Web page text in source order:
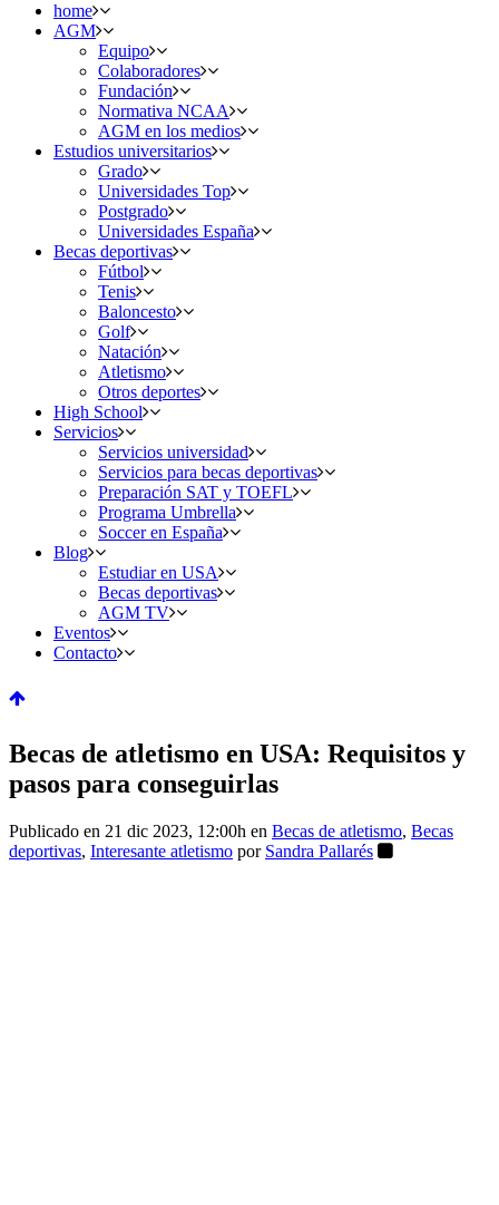
home
AGM
Equipo
Colaboradores
Fundación
Normativa NCAA
AGM en los medios
Estudios universitarios
Grado
Universidades Top
Postgrado
Universidades España
Becas deportivas
Fútbol
Tenis
Baloncesto
Golf
Natación
Atletismo
Otros deportes
High School
Servicios
Servicios universidad
Servicios para becas deportivas
Preparación SAT y TOEFL
Programa Umbrella
Soccer en España
Blog
Estudiar en USA
Becas deportivas
AGM TV
Eventos
Contacto
Becas de atletismo en USA: Requisitos y
pasos para conseguirlas
Publicado en 21 dic 2023, 12:00h en Becas de atletismo, Becas
deportivas, Interesante atletismo por Sandra Pallarés